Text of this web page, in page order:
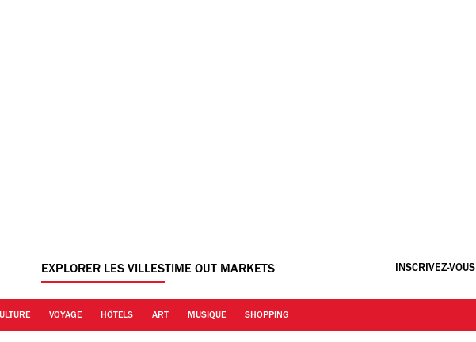
EXPLORER LES VILLESTIME OUT MARKETS INSCRIVEZ-VOUS
VOYAGE HÔTELS ART MUSIQUE SHOPPING